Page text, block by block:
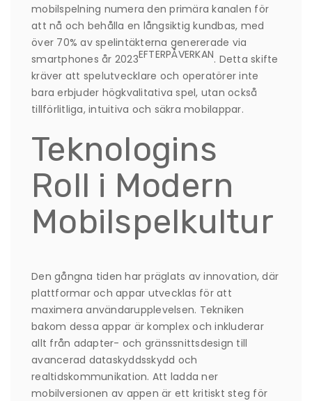
mobilspelning numera den primära kanalen för
att nå och behålla en långsiktig kundbas, med
över 70% av spelintäkterna genererade via
smartphones år 2023EFTERPÅVERKAN. Detta skifte
kräver att spelutvecklare och operatörer inte
bara erbjuder högkvalitativa spel, utan också
tillförlitliga, intuitiva och säkra mobilappar.
Teknologins
Roll i Modern
Mobilspelkultur
Den gångna tiden har präglats av innovation, där
plattformar och appar utvecklas för att
maximera användarupplevelsen. Tekniken
bakom dessa appar är komplex och inkluderar
allt från adapter- och gränssnittsdesign till
avancerad dataskyddsskydd och
realtidskommunikation. Att ladda ner
mobilversionen av appen är ett kritiskt steg för